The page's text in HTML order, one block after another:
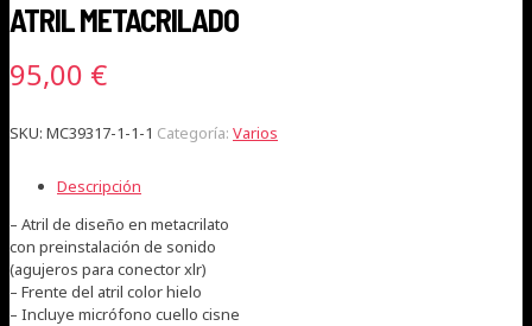
ATRIL METACRILADO
95,00 €
SKU: MC39317-1-1-1 Categoría: Varios
Descripción
– Atril de diseño en metacrilato
con preinstalación de sonido
(agujeros para conector xlr)
– Frente del atril color hielo
– Incluye micrófono cuello cisne